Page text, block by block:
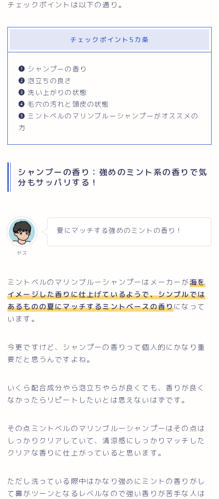
チェックポイントは以下の通り。
チェックポイント5カ条
シャンプーの香り
泡立ちの良さ
洗い上がりの状態
毛穴の汚れと頭皮の状態
ミントベルのマリンブルーシャンプーがオススメの
方
シャンプーの香り：強めのミント系の香りで気
分もサッパリする！
ヤス
夏にマッチする強めのミントの香り！
ミントベルのマリンブルーシャンプーはメーカーが海を
イメージした香りに仕上げているようで、シンプルでは
あるものの夏にマッチするミントベースの香りになって
います。
今更ですけど、シャンプーの香りって個人的にかなり重
要だと思うんですよね。
いくら配合成分やら泡立ちやらが良くても、香りが良く
なかったらリピートしたいとは思えないはずです。
その点ミントベルのマリンブルーシャンプーはその点は
しっかりクリアしていて、清涼感にしっかりマッチした
クリアな香りに仕上がっていると思います。
ただし洗っている際中はかなり強めにミントの香りがし
て鼻がツーンとなるレベルなので強い香りが苦手な人は